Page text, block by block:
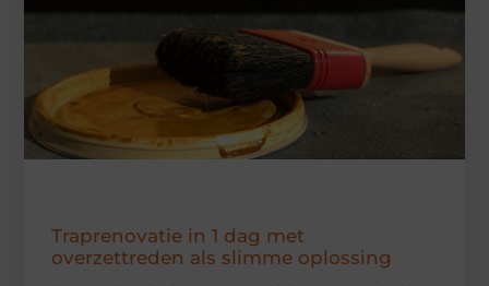
Traprenovatie in 1 dag met
overzettreden als slimme oplossing